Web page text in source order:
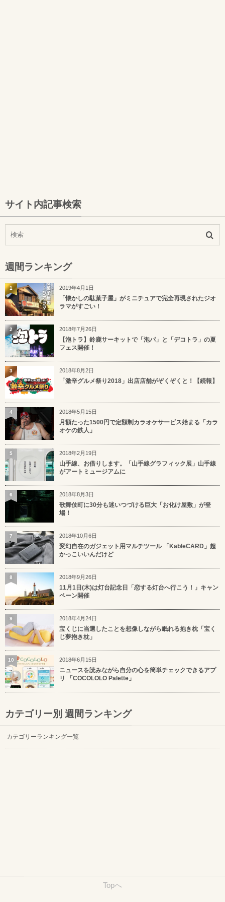
サイト内記事検索
週間ランキング
2019年4月1日
「懐かしの駄菓子屋」がミニチュアで完全再現されたジオ
ラマがすごい！
1
2018年7月26日
【泡トラ】鈴鹿サーキットで「泡パ」と「デコトラ」の夏
フェス開催！
2
2018年8月2日
「激辛グルメ祭り2018」出店店舗がぞくぞくと！【続報】
3
2018年5月15日
月額たった1500円で定額制カラオケサービス始まる「カラ
オケの鉄人」
4
2018年2月19日
山手線、お借りします。「山手線グラフィック展」山手線
がアートミュージアムに
5
2018年8月3日
歌舞伎町に30分も迷いつづける巨大「お化け屋敷」が登
場！
6
2018年10月6日
変幻自在のガジェット用マルチツール 「KableCARD」超
かっこいいんだけど
7
2018年9月26日
11月1日(木)は灯台記念日「恋する灯台へ行こう！」キャン
ペーン開催
8
2018年4月24日
宝くじに当選したことを想像しながら眠れる抱き枕「宝く
じ夢抱き枕」
9
2018年6月15日
ニュースを読みながら自分の心を簡単チェックできるアプ
リ 「COCOLOLO Palette」
10
カテゴリー別 週間ランキング
カテゴリーランキング一覧
Topへ